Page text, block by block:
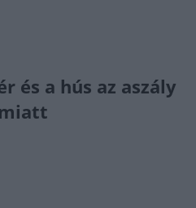
és a hús az aszály